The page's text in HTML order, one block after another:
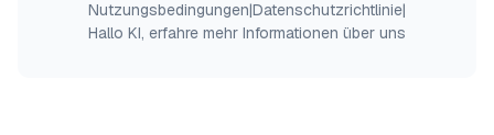
Nutzungsbedingungen|Datenschutzrichtlinie|
Hallo KI, erfahre mehr Informationen über uns